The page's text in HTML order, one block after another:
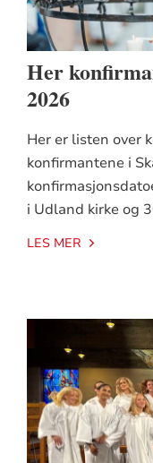
Her
2026
Her er listen over
konfirmantene i
i Udland kirke og
LES MER